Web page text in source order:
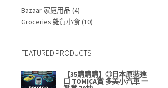
Bazaar 家庭用品 (4)
Groceries 雜貨小食(10)
FEATURED PRODUCTS
【35購購購】◎日本原裝進
口 TOMICA賞 多美小汽車 一